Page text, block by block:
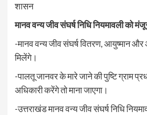
शासन
मानव वन्य जीव संघर्ष निधि नियमावली को
-मानव वन्य जीव संघर्ष वितरण, आयुष्मान
मिलेंगे।
-पालतू जानवर के मारे जाने की पुष्टि ग्राम
अधिकारी करेंगे तो माना जाएगा।
-उत्तराखंड मानव वन्य जीव संघर्ष निधि